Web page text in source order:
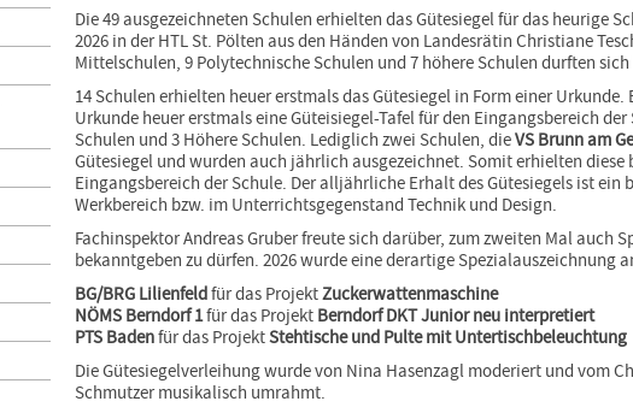
Die 49 ausgezeichneten Schulen erhielten das Gütesiegel für das heurige
2026 in der HTL St. Pölten aus den Händen von Landesrätin Christiane
Mittelschulen, 9 Polytechnische Schulen und 7 höhere Schulen durften
14 Schulen erhielten heuer erstmals das Gütesiegel in Form einer
Urkunde heuer erstmals eine Güteisiegel-Tafel für den Eingangsbereich
Schulen und 3 Höhere Schulen. Lediglich zwei Schulen, dieVS Brunn am
Gütesiegel und wurden auch jährlich ausgezeichnet. Somit erhielten diese
Eingangsbereich der Schule. Der alljährliche Erhalt des Gütesiegels ist
Werkbereich bzw. im Unterrichtsgegenstand Technik und Design.
Fachinspektor Andreas Gruber freute sich darüber, zum zweiten Mal auch
bekanntgeben zu dürfen. 2026 wurde eine derartige Spezialauszeichnung
BG/BRG Lilienfeldfür das ProjektZuckerwattenmaschine
NÖMS Berndorf 1für das Projekt Berndorf DKT Junior neu interpretiert
PTS Badenfür das ProjektStehtische und Pulte mit Untertischbeleuchtung
Die Gütesiegelverleihung wurde von Nina Hasenzagl moderiert und vom
Schmutzer musikalisch umrahmt.